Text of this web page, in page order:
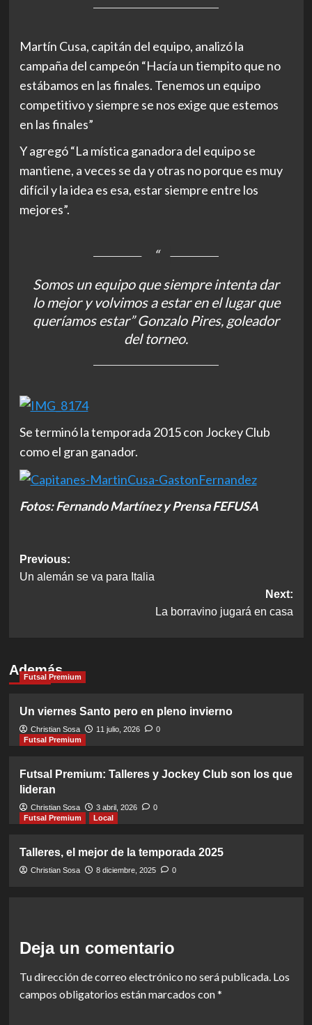
Martín Cusa, capitán del equipo, analizó la
campaña del campeón “Hacía un tiempito que no
estábamos en las finales. Tenemos un equipo
competitivo y siempre se nos exige que estemos
en las finales”
Y agregó “La mística ganadora del equipo se
mantiene, a veces se da y otras no porque es muy
difícil y la idea es esa, estar siempre entre los
mejores”.
Somos un equipo que siempre intenta dar
lo mejor y volvimos a estar en el lugar que
queríamos estar” Gonzalo Pires, goleador
del torneo.
Se terminó la temporada 2015 con Jockey Club
como el gran ganador.
Fotos: Fernando Martínez y Prensa FEFUSA
Post
navigation
Previous:
Un alemán se va para Italia
Next:
La borravino jugará en casa
Además
Futsal Premium
Un viernes Santo pero en pleno invierno
Christian Sosa 11 julio, 2026
0
Futsal Premium
Futsal Premium: Talleres y Jockey Club son los que
lideran
Christian Sosa 3 abril, 2026
0
Futsal Premium
Local
Talleres, el mejor de la temporada 2025
Christian Sosa 8 diciembre, 2025 0
Deja un comentario
Tu dirección de correo electrónico no será publicada. Los
campos obligatorios están marcados con*